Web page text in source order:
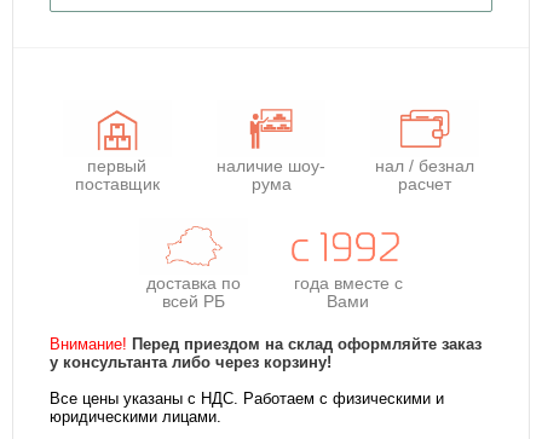
первый
поставщик
наличие шоу-
рума
нал / безнал
расчет
доставка по
всей РБ
года вместе с
Вами
Внимание! Перед приездом на склад оформляйте заказ
у консультанта либо через корзину!
Все цены указаны с НДС. Работаем с физическими и
юридическими лицами.